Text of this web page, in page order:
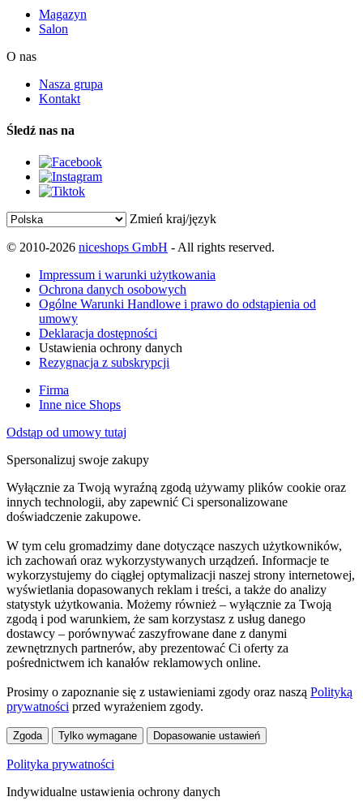
Magazyn
Salon
O nas
Nasza grupa
Kontakt
Śledź nas na
Zmień kraj/język
© 2010-2026 niceshops GmbH - All rights reserved.
Impressum i warunki użytkowania
Ochrona danych osobowych
Ogólne Warunki Handlowe i prawo do odstąpienia od
umowy
Deklaracja dostępności
Ustawienia ochrony danych
Rezygnacja z subskrypcji
Firma
Inne nice Shops
Odstąp od umowy tutaj
Spersonalizuj swoje zakupy
Wyłącznie za Twoją wyraźną zgodą używamy plików cookie oraz
innych technologii, aby zapewnić Ci spersonalizowane
doświadczenie zakupowe.
W tym celu gromadzimy dane dotyczące naszych użytkowników,
ich zachowań oraz wykorzystywanych urządzeń. Informacje te
wykorzystujemy do ciągłej optymalizacji naszej strony internetowej,
wyświetlania dopasowanych reklam i treści, a także do analizy
statystyk użytkowania. Możemy również – wyłącznie za Twoją
zgodą i pod warunkiem, że sam korzystasz z usług danego
dostawcy – porównywać zaszyfrowane dane z danymi
zewnętrznych partnerów, aby prezentować Ci oferty za
pośrednictwem ich kanałów reklamowych online.
Prosimy o zapoznanie się z ustawieniami zgody oraz naszą Polityką
prywatności przed wyrażeniem zgody.
Zgoda Tylko wymagane Dopasowanie ustawień
Polityka prywatności
Indywidualne ustawienia ochrony danych